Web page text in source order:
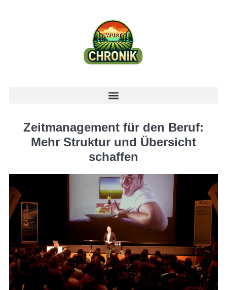
Zeitmanagement für den Beruf:
Mehr Struktur und Übersicht
schaffen